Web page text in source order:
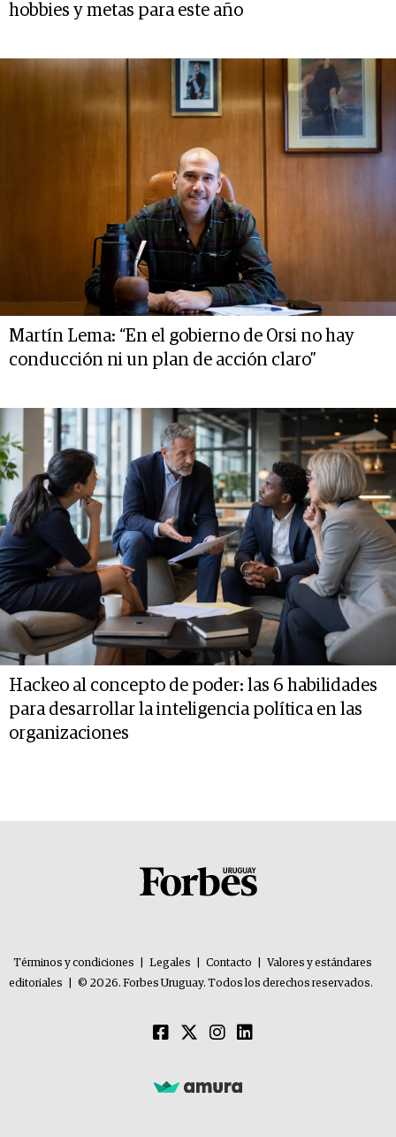
hobbies y metas para este año
Martín Lema: “En el gobierno de Orsi no hay
conducción ni un plan de acción claro”
Hackeo al concepto de poder: las 6 habilidades
para desarrollar la inteligencia política en las
organizaciones
Términos y condiciones Legales Contacto
Valores y estándares
editoriales
© 2026. Forbes Uruguay. Todos los derechos reservados.